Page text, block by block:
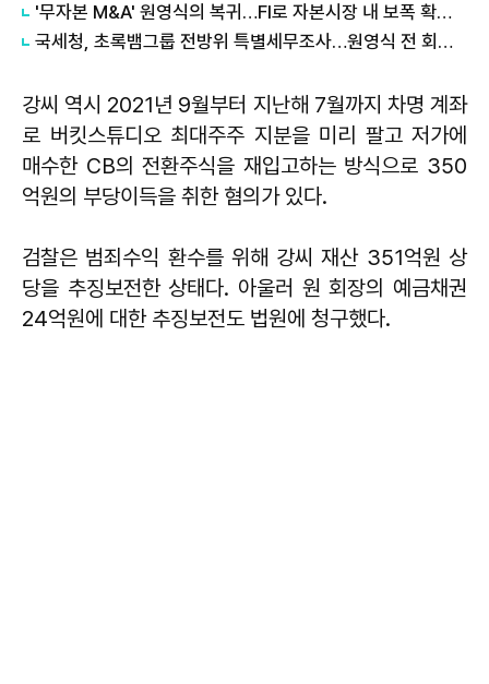
'무자본 M&A' 원영식의 복귀…FI로 자본시장 내 보폭 확장 外
국세청, 초록뱀그룹 전방위 특별세무조사…원영식 전 회장 수사 연장선?
강씨 역시 2021년 9월부터 지난해 7월까지 차명 계좌
로 버킷스튜디오 최대주주 지분을 미리 팔고 저가에
매수한 CB의 전환주식을 재입고하는 방식으로 350
억원의 부당이득을 취한 혐의가 있다.
검찰은 범죄수익 환수를 위해 강씨 재산 351억원 상
당을 추징보전한 상태다. 아울러 원 회장의 예금채권
24억원에 대한 추징보전도 법원에 청구했다.